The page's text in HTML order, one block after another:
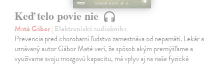
Keď telo povie nie
Maté Gábor| Elektronická audiokniha
Prevencia pred chorobami ľudstvo zamestnáva od nepamäti. Lekár a
uznávaný autor Gábor Maté verí, že spôsob akým premýšľame a
využívame svoju mozgovú kapacitu, má vplyv aj na naše fyzické